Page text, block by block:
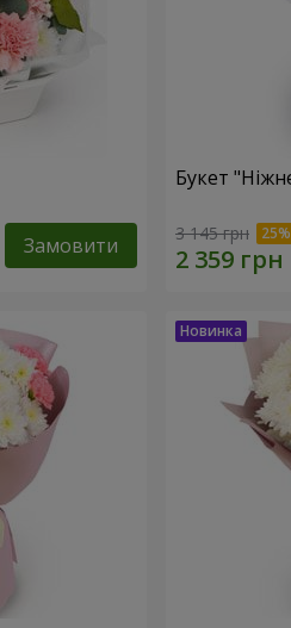
Замовити
Букет
3 145 грн